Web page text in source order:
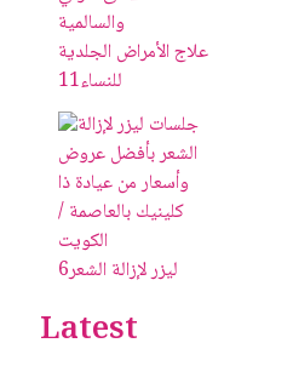
علاج الأمراض الجلدية
للنساء11
ليزر لإزالة الشعر6
Latest